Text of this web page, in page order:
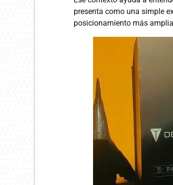
presenta como una simple
posicionamiento más